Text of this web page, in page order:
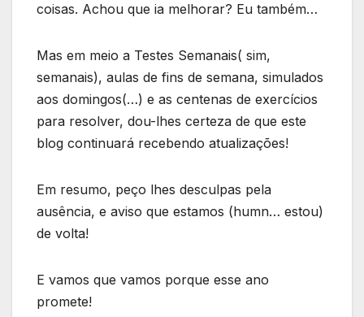
coisas. Achou que ia melhorar? Eu também…
Mas em meio a Testes Semanais( sim,
semanais), aulas de fins de semana, simulados
aos domingos(…) e as centenas de exercícios
para resolver, dou-lhes certeza de que este
blog continuará recebendo atualizações!
Em resumo, peço lhes desculpas pela
ausência, e aviso que estamos (humn… estou)
de volta!
E vamos que vamos porque esse ano
promete!